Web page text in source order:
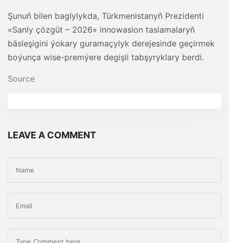
Şunuň bilen baglylykda, Türkmenistanyň Prezidenti
«Sanly çözgüt – 2026» innowasion taslamalaryň
bäsleşigini ýokary guramaçylyk derejesinde geçirmek
boýunça wise-premýere degişli tabşyryklary berdi.
Source
LEAVE A COMMENT